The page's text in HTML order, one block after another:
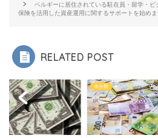
ベルギーに居住されている駐在員・留学・
保険を活用した資産運用に関するサポートを始めま
RELATED POST
未分類